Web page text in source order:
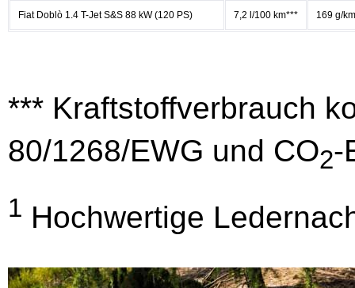
Fiat Doblò 1.4 T-Jet S&S 88 kW (120 PS) 7,2 l/100 km*** 169 g/
*** Kraftstoffverbrauch
80/1268/EWG und CO2-
1 Hochwertige